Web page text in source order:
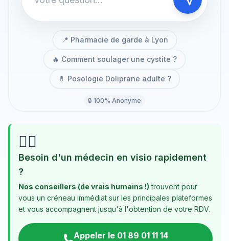
📍 Pharmacie de garde à Lyon
🔥 Comment soulager une cystite ?
💊 Posologie Doliprane adulte ?
🔒 100% Anonyme
👨‍⚕️
Besoin d'un médecin en visio rapidement
?
Nos conseillers (de vrais humains !) trouvent pour
vous un créneau immédiat sur les principales plateformes
et vous accompagnent jusqu'à l'obtention de votre RDV.
Appeler le 01 89 01 11 14